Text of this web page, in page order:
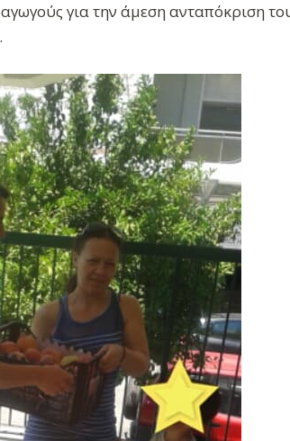
για την άμεση ανταπόκριση